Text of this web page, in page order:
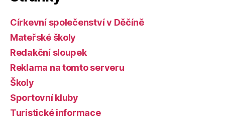
Církevní společenství v Děčíně
Mateřské školy
Redakční sloupek
Reklama na tomto serveru
Školy
Sportovní kluby
Turistické informace